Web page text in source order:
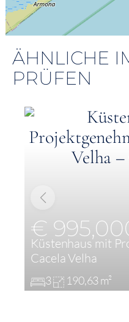
ÄHNLICHE
PRÜFEN
€
Küstenhaus mit
Cacela Velha
3 190,63 m²